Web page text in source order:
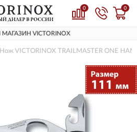
0 0
Нож VICTORINOX TRAILMASTER ONE